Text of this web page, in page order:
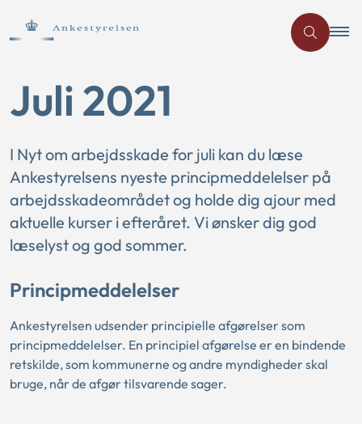
Juli 2021
I Nyt om arbejdsskade for juli kan du læse
Ankestyrelsens nyeste principmeddelelser på
arbejdsskadeområdet og holde dig ajour med
aktuelle kurser i efteråret. Vi ønsker dig god
læselyst og god sommer.
Principmeddelelser
Ankestyrelsen udsender principielle afgørelser som
principmeddelelser. En principiel afgørelse er en bindende
retskilde, som kommunerne og andre myndigheder skal
bruge, når de afgør tilsvarende sager.